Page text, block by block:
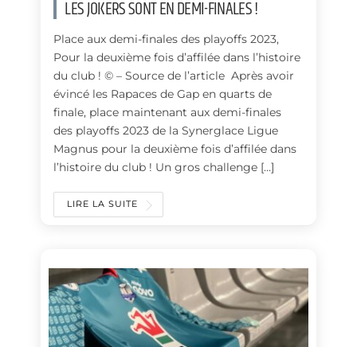
LES JOKERS SONT EN DEMI-FINALES !
Place aux demi-finales des playoffs 2023,
Pour la deuxième fois d’affilée dans l’histoire
du club ! © – Source de l’article Après avoir
évincé les Rapaces de Gap en quarts de
finale, place maintenant aux demi-finales
des playoffs 2023 de la Synerglace Ligue
Magnus pour la deuxième fois d’affilée dans
l’histoire du club ! Un gros challenge […]
LIRE LA SUITE